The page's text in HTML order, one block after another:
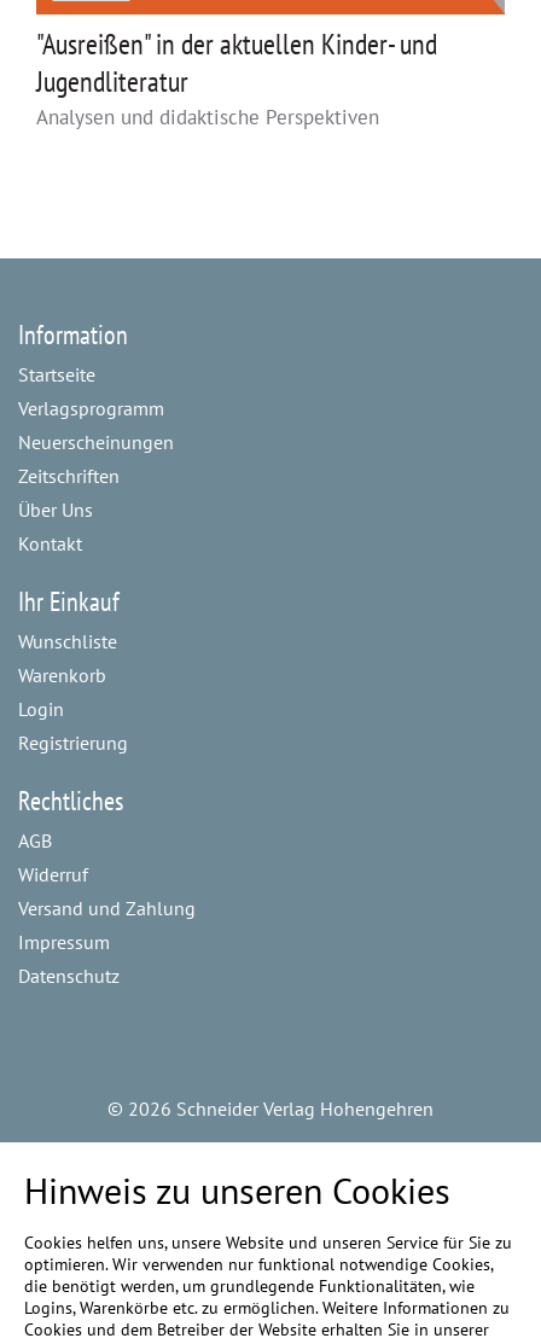
"Ausreißen" in der aktuellen Kinder- und
Jugendliteratur
Analysen und didaktische Perspektiven
Information
Startseite
Verlagsprogramm
Neuerscheinungen
Zeitschriften
Über Uns
Kontakt
Ihr Einkauf
Wunschliste
Warenkorb
Login
Registrierung
Rechtliches
AGB
Widerruf
Versand und Zahlung
Impressum
Datenschutz
© 2026 Schneider Verlag Hohengehren
Hinweis zu unseren Cookies
Cookies helfen uns, unsere Website und unseren Service für Sie zu
optimieren. Wir verwenden nur funktional notwendige Cookies,
die benötigt werden, um grundlegende Funktionalitäten, wie
Logins, Warenkörbe etc. zu ermöglichen. Weitere Informationen zu
Cookies und dem Betreiber der Website erhalten Sie in unserer